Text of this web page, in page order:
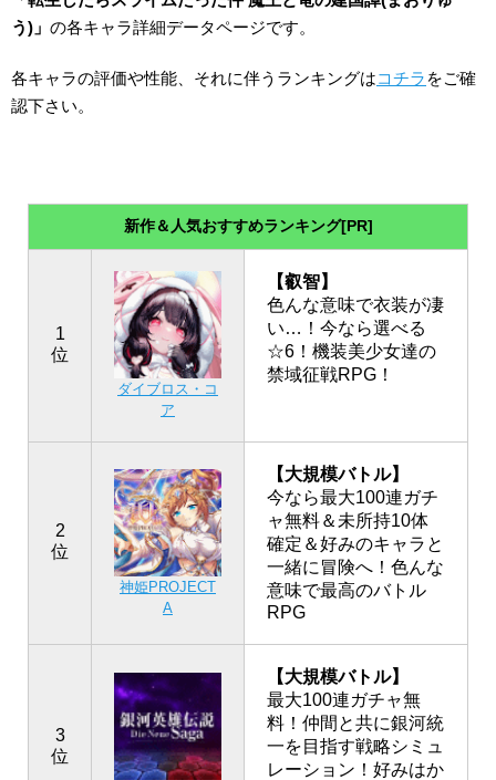
う)」 の各キャラ詳細データページです。
各キャラの評価や性能、それに伴うランキングはコチラ をご確
認下さい。
新作＆人気おすすめランキング[PR]
1
位
ダイブロス・コ
ア
【叡智】
色んな意味で衣装が凄
い…！今なら選べる
☆6！機装美少女達の
禁域征戦RPG！
2
位
神姫PROJECT
A
【大規模バトル】
今なら最大100連ガチ
ャ無料＆未所持10体
確定＆好みのキャラと
一緒に冒険へ！色んな
意味で最高のバトル
RPG
3
位
【大規模バトル】
最大100連ガチャ無
料！仲間と共に銀河統
一を目指す戦略シミュ
レーション！好みはか